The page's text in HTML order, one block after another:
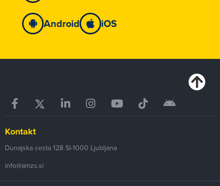
Android iOS
Kontakt
Dunajska cesta 128 SI-1000 Ljubljana
info@amzs.si